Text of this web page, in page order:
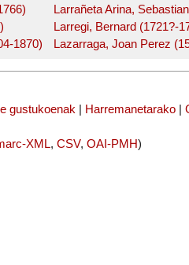
1870)
Larrañeta Arina,
Larregi, Bernard (1721?-
Lazarraga, Joan Perez
gustukoenak | Harremanetarako |
XML, CSV, OAI-PMH)